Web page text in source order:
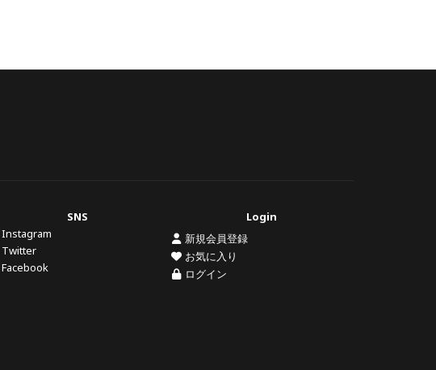
SNS
Instagram
Twitter
Facebook
Login
新規会員登録
お気に入り
ログイン